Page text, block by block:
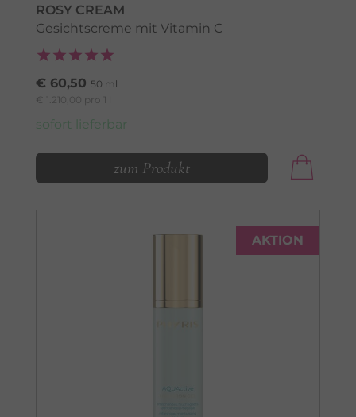
ROSY CREAM
Gesichtscreme mit Vitamin C
€ 60,50 50 ml
€ 1.210,00 pro 1 l
sofort lieferbar
zum Produkt
AKTION